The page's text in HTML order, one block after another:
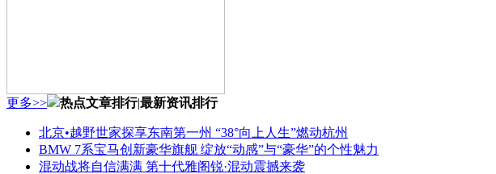
更多>> 热点文章排行|最新资讯排行
北京•越野世家探享东南第一州 “38°向上人生”燃动杭州
BMW 7系宝马创新豪华旗舰 绽放“动感”与“豪华”的个性魅力
混动战将自信满满 第十代雅阁锐·混动震撼来袭